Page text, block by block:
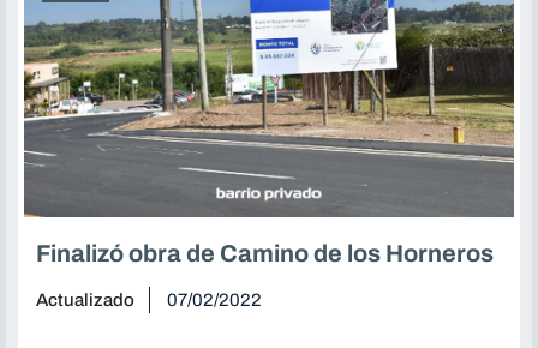
Finalizó obra de Camino de los Horneros
Actualizado 07/02/2022